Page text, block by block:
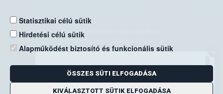
Statisztikai célú sütik
Hirdetési célú sütik
Alapműködést biztosító és funkcionális sütik
ÖSSZES SÜTI ELFOGADÁSA
KIVÁLASZTOTT SÜTIK ELFOGADÁSA
Nemzeti Élelmiszerlánc-biztonsági Hivatal
Levelezési cím: 1525 Budapest. Pf. 30.
E-mail:ugyfelszolgalat@nebih.gov.hu
Zöld szám: 06-80/263-244